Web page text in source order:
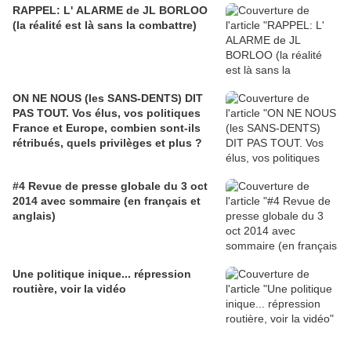
RAPPEL: L' ALARME de JL BORLOO
(la réalité est là sans la combattre)
ON NE NOUS (les SANS-DENTS) DIT
PAS TOUT. Vos élus, vos politiques
France et Europe, combien sont-ils
rétribués, quels privilèges et plus ?
#4 Revue de presse globale du 3 oct
2014 avec sommaire (en français et
anglais)
Une politique inique... répression
routière, voir la vidéo